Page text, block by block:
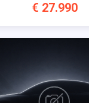
€ 27.990